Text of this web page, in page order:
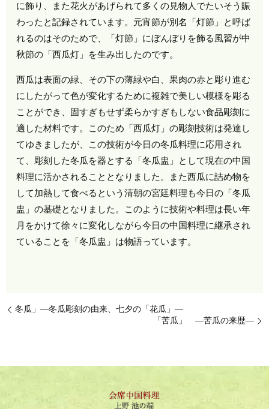
に飾り、また花火があげられて多くの見物人でたいそう賑
わったと記録されています。元宵節が別名「灯節」と呼ば
れるのはそのためで、「灯節」にぼんぼりを飾る風習が中
秋節の「西瓜灯」を生み出したのです。
西瓜は表面の緑、その下の薄緑や白、果肉の赤と彫り進む
にしたがって色が変化するために複雑で美しい模様を彫る
ことができ、固すぎもせず柔らかすぎもしない食品彫刻に
適した材料です。このため「西瓜灯」の彫刻技術は発達し
てゆきましたが、この技術が今日の冬瓜料理に応用され
て、彫刻した冬瓜を器とする「冬瓜盅」として現在の中国
料理に活かされることとなりました。また西瓜に詰め物を
して加熱して食べるという清朝の宮廷料理も今日の「冬瓜
盅」の基礎となりました。このように技術や料理は長い年
月をかけて徐々に変化しながら今日の中国料理に継承され
ていることを「冬瓜盅」は物語っています。
冬瓜」―冬瓜彫刻の由来、七夕の「花瓜」―
「苦瓜」 ―苦瓜の来歴―